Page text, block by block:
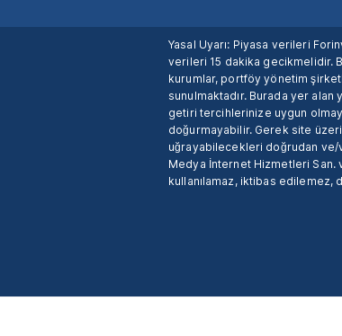
Yasal Uyarı: Piyasa verileri
verileri 15 dakika gecikmelidir.
kurumlar, portföy yönetim
sunulmaktadır. Burada yer
getiri tercihlerinize uygun
doğurmayabilir. Gerek site
uğrayabilecekleri doğrudan ve/
Medya İnternet Hizmetleri San.
kullanılamaz, iktibas edilemez,